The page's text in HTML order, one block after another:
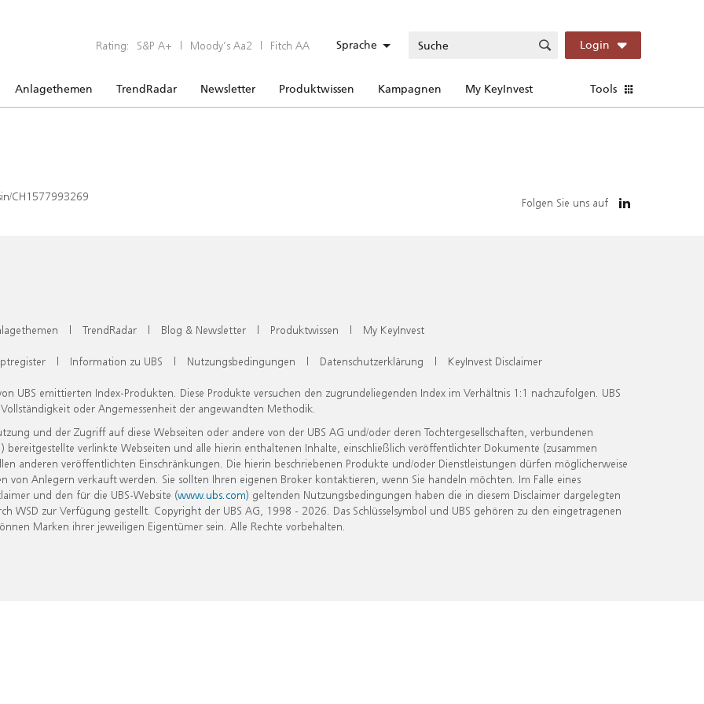
Rating: S&P A+ | Moody’s Aa2 | Fitch AA Sprache Login
Anlagethemen TrendRadar Newsletter Produktwissen Kampagnen My KeyInvest Tools
CH1577993269 Folgen Sie uns auf
| TrendRadar | Blog & Newsletter | Produktwissen | My KeyInvest
| Information zu UBS | Nutzungsbedingungen | Datenschutzerklärung | KeyInvest Disclaimer
UBS emittierten Index-Produkten. Diese Produkte versuchen den zugrundeliegenden Index im Verhältnis 1:1 nachzufolgen. UBS
oder Angemessenheit der angewandten Methodik.
und der Zugriff auf diese Webseiten oder andere von der UBS AG und/oder deren Tochtergesellschaften, verbundenen
verlinkte Webseiten und alle hierin enthaltenen Inhalte, einschließlich veröffentlichter Dokumente (zusammen
anderen veröffentlichten Einschränkungen. Die hierin beschriebenen Produkte und/oder Dienstleistungen dürfen möglicherweise
Anlegern verkauft werden. Sie sollten Ihren eigenen Broker kontaktieren, wenn Sie handeln möchten. Im Falle eines
und den für die UBS-Website (www.ubs.com) geltenden Nutzungsbedingungen haben die in diesem Disclaimer dargelegten
zur Verfügung gestellt. Copyright der UBS AG, 1998 - 2026. Das Schlüsselsymbol und UBS gehören zu den eingetragenen
Marken ihrer jeweiligen Eigentümer sein. Alle Rechte vorbehalten.